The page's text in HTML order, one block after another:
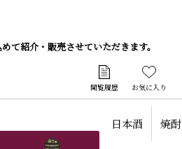
て紹介・販売させていただきます。
閲覧履歴 お気に入り
日本酒 焼酎